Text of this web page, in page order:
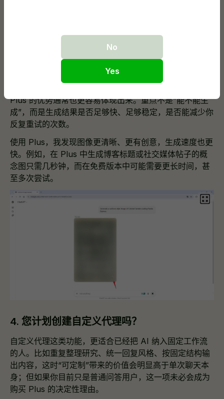
3. 您关心图像生成吗？
Plus 的优势通常也更容易体现出来。重点不是“能不能生
成”，而是生成结果是否足够快、足够稳定，是否能减少你
反复重试的次数。
使用 Plus，我发现图像更清晰、更有创意，生成速度也更
快。例如，在 Plus 中生成博客标题或社交媒体帖子的概
念图只需几秒钟，而在免费版本中可能需要更长时间，甚
至多次尝试。
4. 您计划创建自定义代理吗？
自定义代理这类功能，更适合已经把 AI 纳入固定工作流
的人。比如重复整理研究、统一回复风格、按固定结构输
出内容，这时“可定制”带来的价值会明显高于单次聊天本
身；但如果你目前只是普通问答用户，这一项未必会成为
购买 Plus 的决定性理由。
No
Yes